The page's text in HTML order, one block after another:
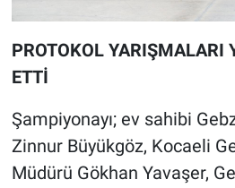
PROTOKOL YARIŞMALARI
ETTİ
Şampiyonayı; ev sahibi
Zinnur Büyükgöz, Kocaeli
Müdürü Gökhan Yavaşer,